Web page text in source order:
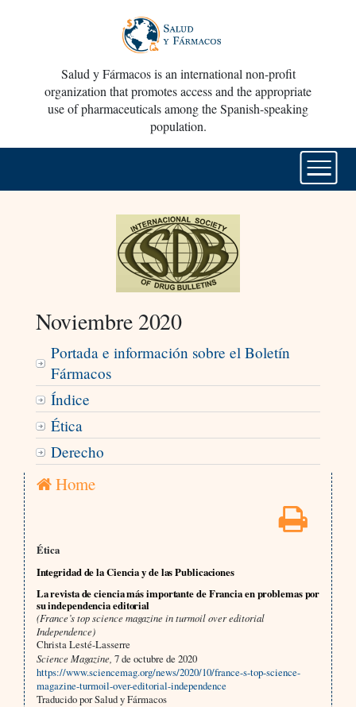
Salud y Fármacos is an international non-profit
organization that promotes access and the appropriate
use of pharmaceuticals among the Spanish-speaking
population.
Noviembre 2020
Portada e información sobre el Boletín
Fármacos
Índice
Ética
Derecho
Home
Ética
Integridad de la Ciencia y de las Publicaciones
La revista de ciencia más importante de Francia en problemas por
su independencia editorial
(France’s top science magazine in turmoil over editorial
Independence)
Christa Lesté-Lasserre
Science Magazine, 7 de octubre de 2020
https://www.sciencemag.org/news/2020/10/france-s-top-science-
magazine-turmoil-over-editorial-independence
Traducido por Salud y Fármacos